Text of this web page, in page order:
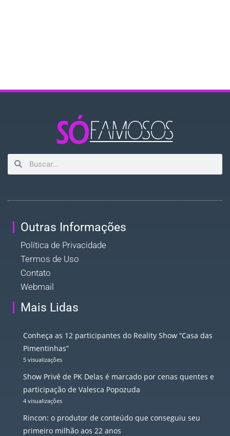
Outras Informações
Política de Privacidade
Termos de Uso
Contato
Webmail
Mais Lidas
Conheça as 12 participantes do Reality Show “Casa das
Pimentinhas”
5 visualizações
Show Privê de PK Delas é marcado por cenas quentes e
participação de Valesca Popozuda
4 visualizações
Rincon: o produtor de conteúdo que conseguiu seu
primeiro milhão aos 22 anos